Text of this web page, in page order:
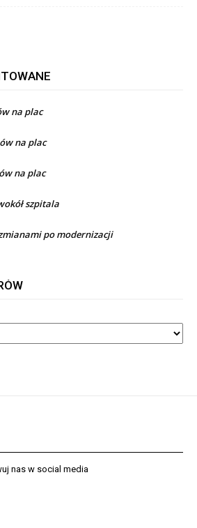
na plac
na plac
na plac
szpitala
po modernizacji
nas w social media